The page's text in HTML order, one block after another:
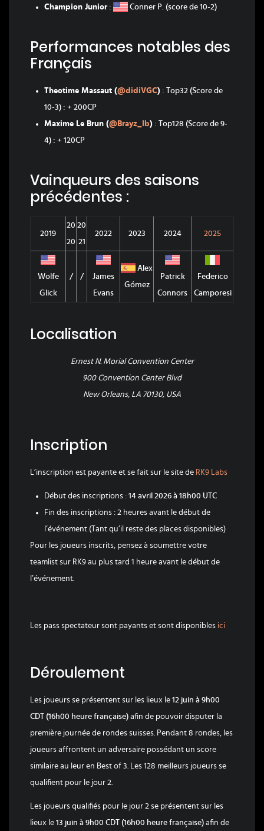
Champion Junior: Conner P. (score de 10-2)
Performances notables des
Français
Theotime Massaut (@didiVGC) : Top32 (Score de
10-3) : + 200CP
Maxime Le Brun (@Brayz_lb) : Top128 (Score de 9-
4) : + 120CP
Vainqueurs des saisons
précédentes :
2019
20
20
20
21
2022 2023 2024 2025
Wolfe
Glick
/ /
James
Evans
Alex
Gómez
Patrick
Connors
Federico
Camporesi
Localisation
Ernest N. Morial Convention Center
900 Convention Center Blvd
New Orleans, LA 70130, USA
Inscription
L’inscription est payante et se fait sur le site de RK9 Labs
Début des inscriptions : 14 avril 2026 à 18h00 UTC
Fin des inscriptions : 2 heures avant le début de
l’événement (Tant qu’il reste des places disponibles)
Pour les joueurs inscrits, pensez à soumettre votre
teamlist sur RK9 au plus tard 1 heure avant le début de
l’événement.
Les pass spectateur sont payants et sont disponibles ici
Déroulement
Les joueurs se présentent sur les lieux le 12 juin à 9h00
CDT (16h00 heure française) afin de pouvoir disputer la
première journée de rondes suisses. Pendant 8 rondes, les
joueurs affrontent un adversaire possédant un score
similaire au leur en Best of 3. Les 128 meilleurs joueurs se
qualifient pour le jour 2.
Les joueurs qualifiés pour le jour 2 se présentent sur les
lieux le 13 juin à 9h00 CDT (16h00 heure française) afin de